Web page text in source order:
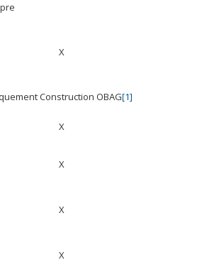
X
Construction OBAG[1]
X
X
X
X